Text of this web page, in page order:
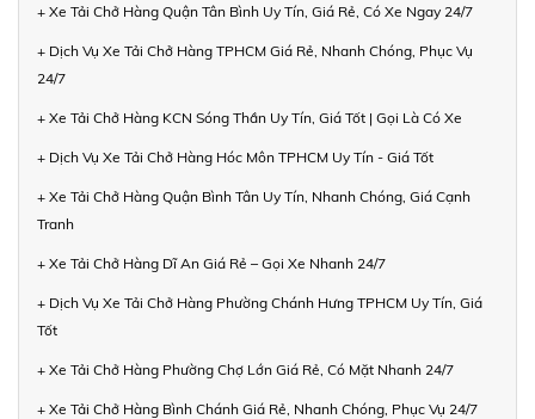
+ Xe Tải Chở Hàng Quận Tân Bình Uy Tín, Giá Rẻ, Có Xe Ngay 24/7
+ Dịch Vụ Xe Tải Chở Hàng TPHCM Giá Rẻ, Nhanh Chóng, Phục Vụ
24/7
+ Xe Tải Chở Hàng KCN Sóng Thần Uy Tín, Giá Tốt | Gọi Là Có Xe
+ Dịch Vụ Xe Tải Chở Hàng Hóc Môn TPHCM Uy Tín - Giá Tốt
+ Xe Tải Chở Hàng Quận Bình Tân Uy Tín, Nhanh Chóng, Giá Cạnh
Tranh
+ Xe Tải Chở Hàng Dĩ An Giá Rẻ – Gọi Xe Nhanh 24/7
+ Dịch Vụ Xe Tải Chở Hàng Phường Chánh Hưng TPHCM Uy Tín, Giá
Tốt
+ Xe Tải Chở Hàng Phường Chợ Lớn Giá Rẻ, Có Mặt Nhanh 24/7
+ Xe Tải Chở Hàng Bình Chánh Giá Rẻ, Nhanh Chóng, Phục Vụ 24/7